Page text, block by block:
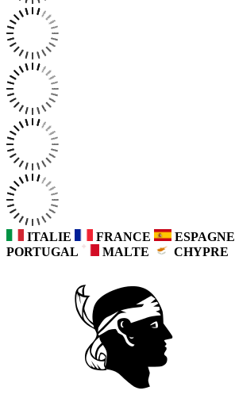
ITALIE FRANCE ESPAGNE
PORTUGAL
MALTE CHYPRE